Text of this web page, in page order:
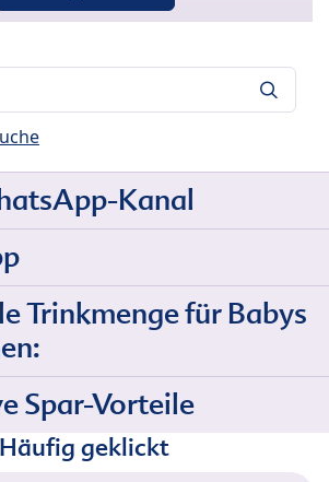
Kanal
Trinkmenge für Babys
Spar-Vorteile
Häufig geklickt